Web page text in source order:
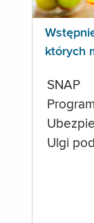
których
SNAP
Ulgi